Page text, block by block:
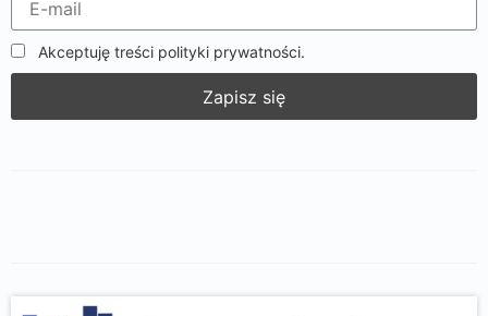
Akceptuję treści polityki prywatności.